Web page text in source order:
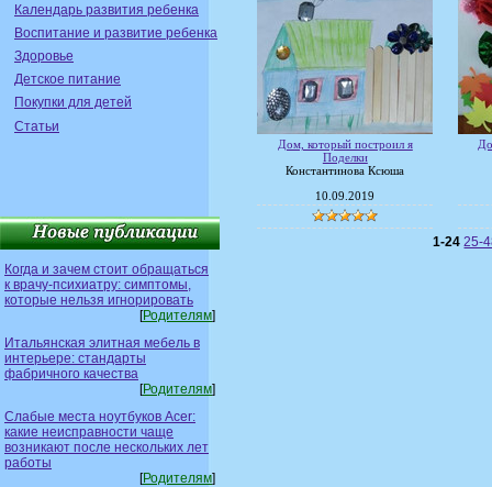
Календарь развития ребенка
Воспитание и развитие ребенка
Здоровье
Детское питание
Покупки для детей
Статьи
Когда и зачем стоит обращаться
к врачу-психиатру: симптомы,
которые нельзя игнорировать
[Родителям]
Итальянская элитная мебель в
интерьере: стандарты
фабричного качества
[Родителям]
Слабые места ноутбуков Acer:
какие неисправности чаще
возникают после нескольких лет
работы
[Родителям]
Дом, который построил я
Поделки
Константинова Ксюша
10.09.2019
1-24 25-